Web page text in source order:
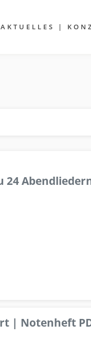
AKTUELLES |
24
| Notenheft